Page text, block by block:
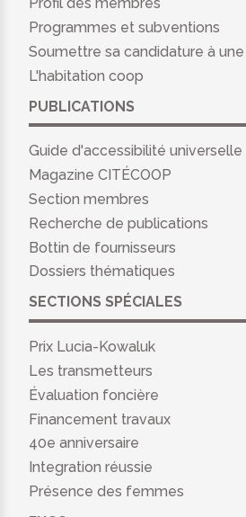
Programmes et subventions
Soumettre sa candidature à
L'habitation coop
PUBLICATIONS
Guide d'accessibilité universelle
Magazine CITÉCOOP
Section membres
Recherche de publications
Bottin de fournisseurs
Dossiers thématiques
SECTIONS SPÉCIALES
Prix Lucia-Kowaluk
Les transmetteurs
Évaluation foncière
Financement travaux
40e anniversaire
Integration réussie
Présence des femmes